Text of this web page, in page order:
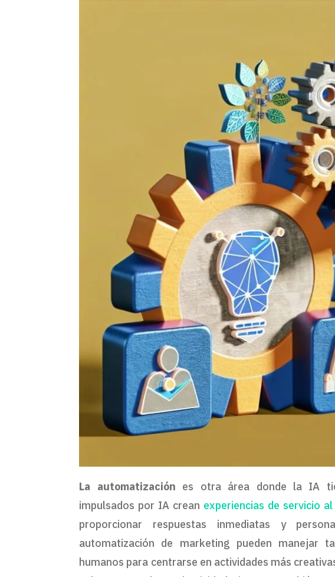
La automatización es otra área donde la IA
impulsados por IA crean experiencias de servicio
proporcionar respuestas inmediatas y
automatización de marketing pueden manejar
humanos para centrarse en actividades más